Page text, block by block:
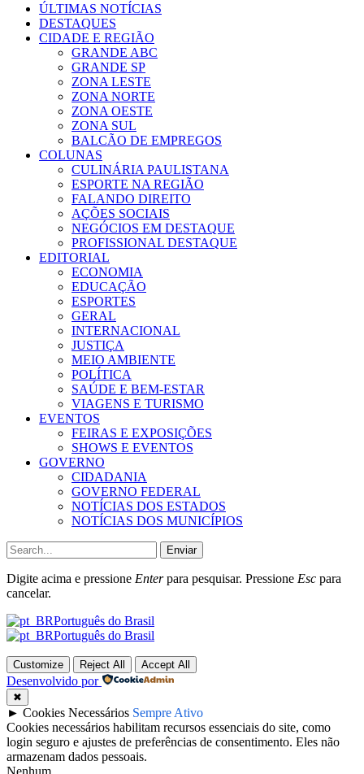
ÚLTIMAS NOTÍCIAS
DESTAQUES
CIDADE E REGIÃO
GRANDE ABC
GRANDE SP
ZONA LESTE
ZONA NORTE
ZONA OESTE
ZONA SUL
BALCÃO DE EMPREGOS
COLUNAS
CULINÁRIA PAULISTANA
ESPORTE NA REGIÃO
FALANDO DIREITO
AÇÕES SOCIAIS
NEGÓCIOS EM DESTAQUE
PROFISSIONAL DESTAQUE
EDITORIAL
ECONOMIA
EDUCAÇÃO
ESPORTES
GERAL
INTERNACIONAL
JUSTIÇA
MEIO AMBIENTE
POLÍTICA
SAÚDE E BEM-ESTAR
VIAGENS E TURISMO
EVENTOS
FEIRAS E EXPOSIÇÕES
SHOWS E EVENTOS
GOVERNO
CIDADANIA
GOVERNO FEDERAL
NOTÍCIAS DOS ESTADOS
NOTÍCIAS DOS MUNICÍPIOS
Enviar
Digite acima e pressione Enterpara pesquisar. Pressione Esc para
cancelar.
Português do Brasil
Português do Brasil
Customize Reject All Accept All
Desenvolvido por
✖
► Cookies Necessários Sempre Ativo
Cookies necessários habilitam recursos essenciais do site, como
login seguro e ajustes de preferências de consentimento. Eles não
armazenam dados pessoais.
Nenhum